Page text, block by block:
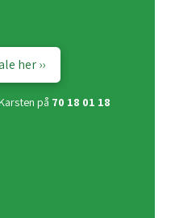
her ››
på 70 18 01 18